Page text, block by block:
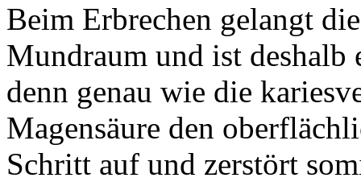
Beim Erbrechen gelangt
Mundraum und ist
denn genau wie die
Magensäure den
Schritt auf und zerstört